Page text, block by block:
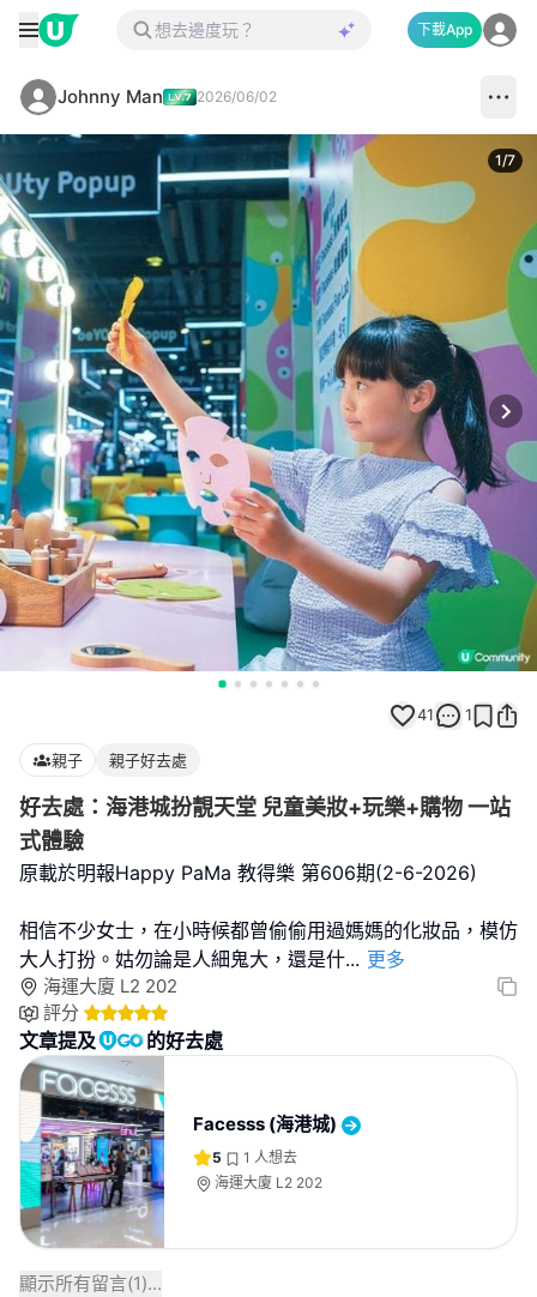
下載App
Johnny Man 2026/06/02
1/7
41 1
親子 親子好去處
好去處：海港城扮靚天堂 兒童美妝+玩樂+購物 一站
式體驗
原載於明報Happy PaMa 教得樂 第606期(2-6-2026)
相信不少女士，在小時候都曾偷偷用過媽媽的化妝品，模仿
大人打扮。姑勿論是人細鬼大，還是什... 更多
海運大廈 L2 202
評分
文章提及 的好去處
Facesss (海港城)
5 1 人想去
海運大廈 L2 202
顯示所有留言(1)...